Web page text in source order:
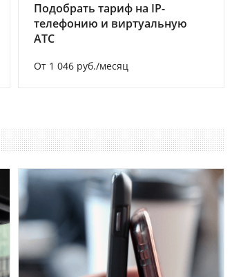
Подобрать тариф на IP-
телефонию и виртуальную
АТС
От 1 046 руб./месяц